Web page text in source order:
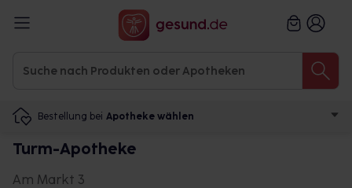
Bestellung bei Apotheke wählen
Turm-Apotheke
Am Markt 3